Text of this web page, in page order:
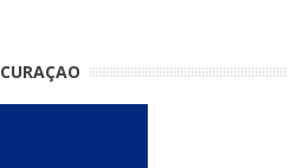
CURAÇAO